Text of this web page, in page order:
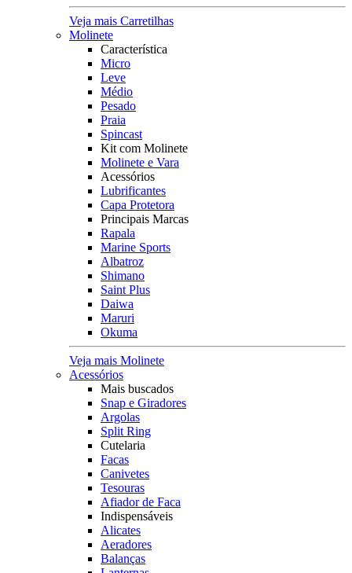
Veja mais Carretilhas
Molinete
Característica
Micro
Leve
Médio
Pesado
Praia
Spincast
Kit com Molinete
Molinete e Vara
Acessórios
Lubrificantes
Capa Protetora
Principais Marcas
Rapala
Marine Sports
Albatroz
Shimano
Saint Plus
Daiwa
Maruri
Okuma
Veja mais Molinete
Acessórios
Mais buscados
Snap e Giradores
Argolas
Split Ring
Cutelaria
Facas
Canivetes
Tesouras
Afiador de Faca
Indispensáveis
Alicates
Aeradores
Balanças